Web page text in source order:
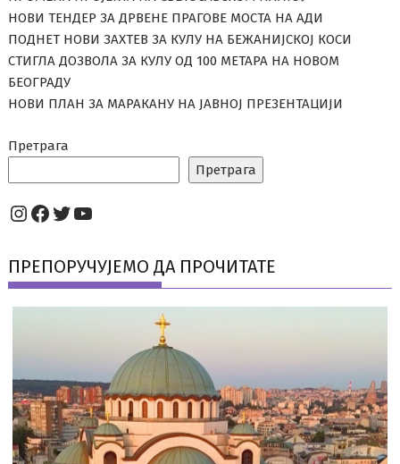
НОВИ ТЕНДЕР ЗА ДРВЕНЕ ПРАГОВЕ МОСТА НА АДИ
ПОДНЕТ НОВИ ЗАХТЕВ ЗА КУЛУ НА БЕЖАНИЈСКОЈ КОСИ
СТИГЛА ДОЗВОЛА ЗА КУЛУ ОД 100 МЕТАРА НА НОВОМ
БЕОГРАДУ
НОВИ ПЛАН ЗА МАРАКАНУ НА ЈАВНОЈ ПРЕЗЕНТАЦИЈИ
Претрага
Претрага
Instagram
Facebook
Twitter
YouTube
ПРЕПОРУЧУЈЕМО ДА ПРОЧИТАТЕ